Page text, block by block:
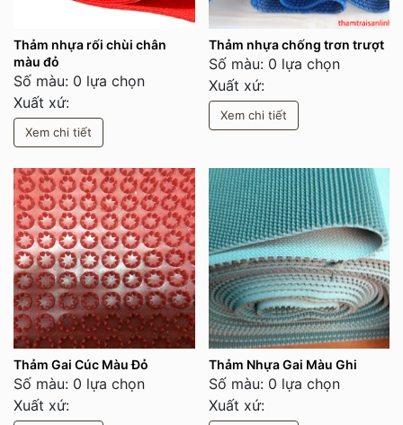
Thảm nhựa rối chùi chân
màu đỏ
Số màu: 0 lựa chọn
Xuất xứ:
Xem chi tiết
Thảm nhựa chống trơn trượt
Số màu: 0 lựa chọn
Xuất xứ:
Xem chi tiết
Thảm Gai Cúc Màu Đỏ
Số màu: 0 lựa chọn
Xuất xứ:
Thảm Nhựa Gai Màu Ghi
Số màu: 0 lựa chọn
Xuất xứ: